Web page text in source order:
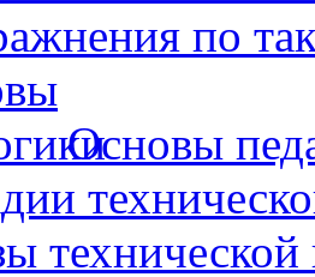
по
Основы
технической